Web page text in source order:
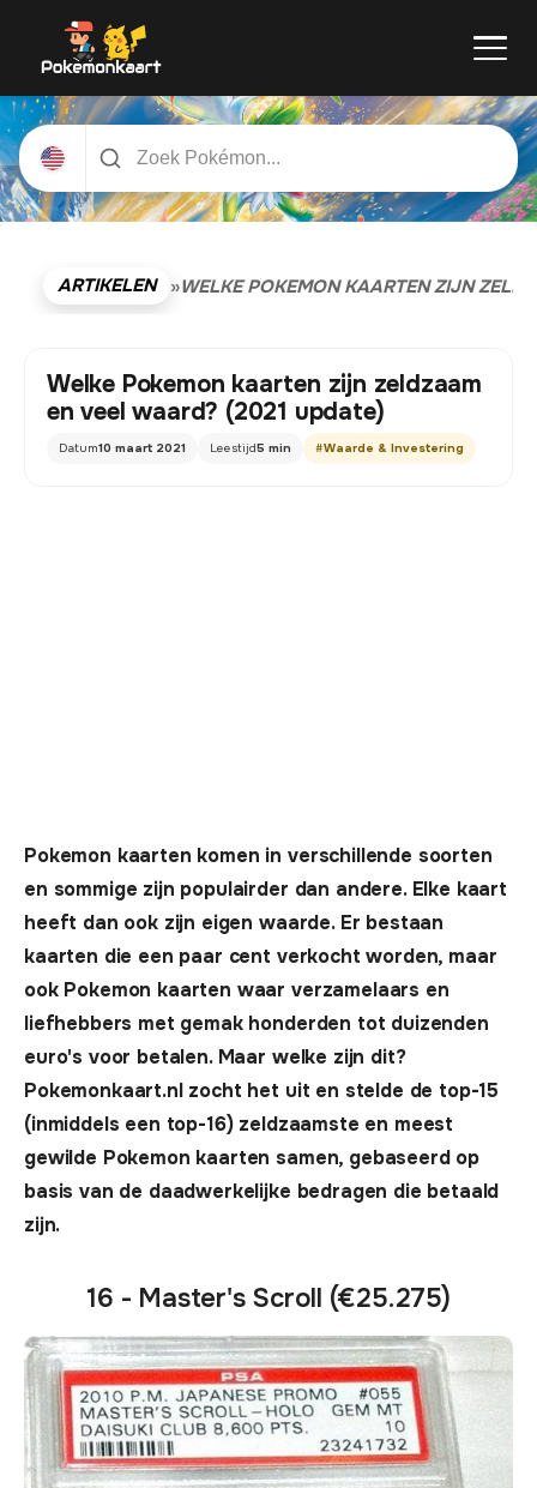
ARTIKELEN »WELKE POKEMON KAARTEN ZIJN
Welke Pokemon kaarten zijn zeldzaam
en veel waard? (2021 update)
Datum10 maart 2021 Leestijd5 min #Waarde & Investering
Pokemon kaarten komen in verschillende soorten
en sommige zijn populairder dan andere. Elke kaart
heeft dan ook zijn eigen waarde. Er bestaan
kaarten die een paar cent verkocht worden, maar
ook Pokemon kaarten waar verzamelaars en
liefhebbers met gemak honderden tot duizenden
euro's voor betalen. Maar welke zijn dit?
Pokemonkaart.nl zocht het uit en stelde de top-15
(inmiddels een top-16) zeldzaamste en meest
gewilde Pokemon kaarten samen, gebaseerd op
basis van de daadwerkelijke bedragen die betaald
zijn.
16 - Master's Scroll (€25.275)